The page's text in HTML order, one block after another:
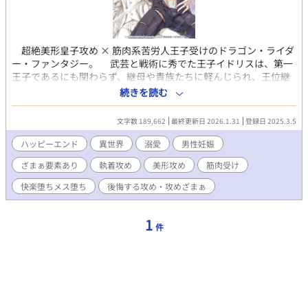
超絶美形皇子攻め × 筋肉系苦労人王子受けのドラゴン・ライダ
ー・ファンタジー。 武芸と戦術に秀でた王子イドリスは、第一
王子であるにも関わらず、継母や貴族たちに軽んじられ、王位継
承も危ぶまれていた。 そんな最中に起きた戦争で、王子は祖国
を守るために命を賭して戦うが、味方の援軍は来ず、孤立無援に
陥る。 必死の抵抗も虚しく、王子は紅いドラゴンを自在に操る
美形の敵国の皇子に拉致された。 死を覚悟するイドリスに、何
故か皇子は結婚（子作り）を求めてきて――。 ムーンライトノベ
ルズ（完結済）からの転載です。 表紙イラストレーター・valero
様。 https://potofu.me/qlaval 【攻】皇子 美人攻め 鬼畜攻
め 執着 嫉妬 ヤンデレ ドS攻 溺愛 後悔する攻 【受】王
子 筋肉受け 強気 発情 ツンデレ 男前 雄っぱい 童貞
向】 初恋 バトル バディ 冒険 謎解き エロ 切ない 両片
思い ざまあ 攻ざまぁ 記憶喪失 求婚 結婚
続きを読む
文字数 189,662 最終更新日 2026.1.31 登録日 2025.3.5
ハッピーエンド 異世界 溺愛
男性妊娠
ざまぁ要素あり
執着攻め 美形攻め
筋肉受け
快楽堕ちメス堕ち
後悔する攻め・攻めざまぁ
1 件